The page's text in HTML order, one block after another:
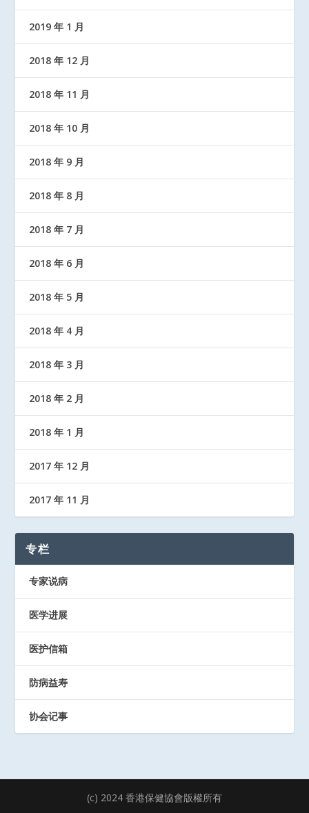
2019 年 1 月
2018 年 12 月
2018 年 11 月
2018 年 10 月
2018 年 9 月
2018 年 8 月
2018 年 7 月
2018 年 6 月
2018 年 5 月
2018 年 4 月
2018 年 3 月
2018 年 2 月
2018 年 1 月
2017 年 12 月
2017 年 11 月
专栏
专家说病
医学进展
医护信箱
防病益寿
协会记事
(c) 2024 香港保健協會版權所有